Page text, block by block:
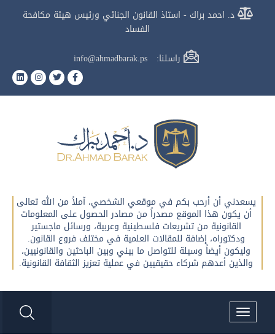
د. احمد براك - استاذ القانون الجنائي ورئيس هيئة مكافحة
الفساد
راسلنا: info@ahmadbarak.ps
يسعدني أن أرحب بكم في موقعي الشخصي، آملاً من الله تعالى
أن يكون هذا الموقع مصدراً من مصادر الحصول على المعلومات
القانونية من تشريعات فلسطينية وعربية، ورسائل ماجستير
ودكتوراه، إضافة للمقالات العلمية في مختلف فروع القانون.
وليكون أيضاً وسيلة للتواصل ما بيني وبين الباحثين والقانونيين،
والذين أعدهم شركاء حقيقيين في عملية تعزيز الثقافة القانونية.
Toggle
navigation